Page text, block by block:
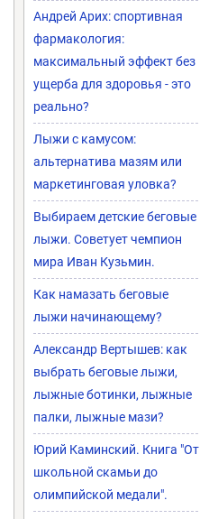
Андрей Арих: спортивная
фармакология:
максимальный эффект без
ущерба для здоровья - это
реально?
Лыжи с камусом:
альтернатива мазям или
маркетинговая уловка?
Выбираем детские беговые
лыжи. Советует чемпион
мира Иван Кузьмин.
Как намазать беговые
лыжи начинающему?
Александр Вертышев: как
выбрать беговые лыжи,
лыжные ботинки, лыжные
палки, лыжные мази?
Юрий Каминский. Книга "От
школьной скамьи до
олимпийской медали".